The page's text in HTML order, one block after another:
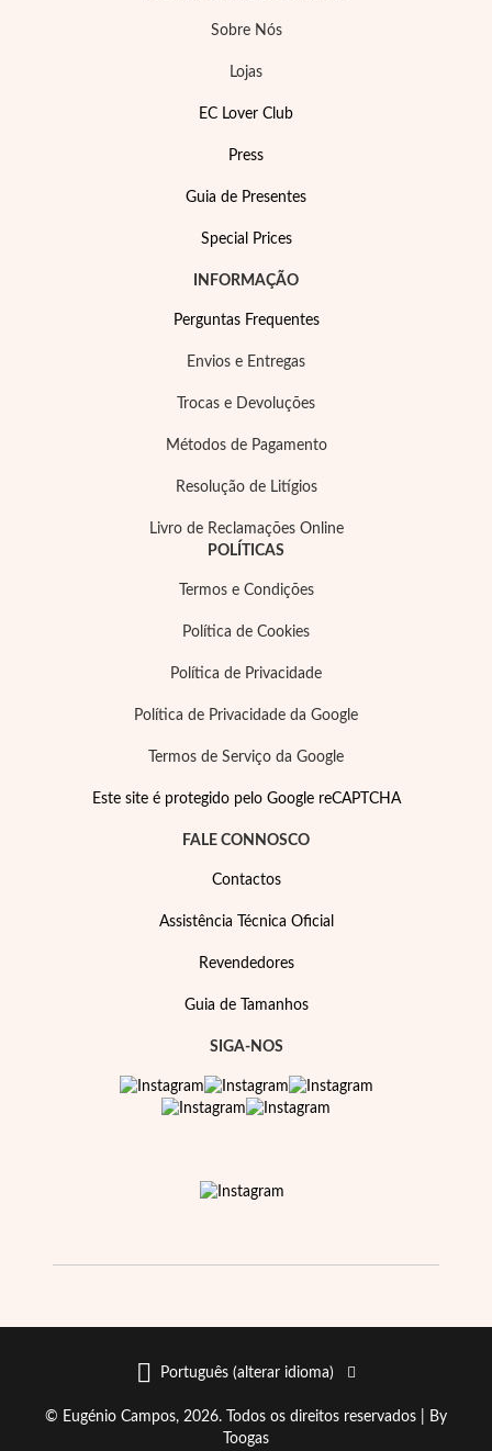
Sobre Nós
Lojas
EC Lover Club
Press
Guia de Presentes
Special Prices
INFORMAÇÃO
Perguntas Frequentes
Envios e Entregas
Trocas e Devoluções
Métodos de Pagamento
Resolução de Litígios
Livro de Reclamações Online
POLÍTICAS
Termos e Condições
Política de Cookies
Política de Privacidade
Política de Privacidade da Google
Termos de Serviço da Google
Este site é protegido pelo Google reCAPTCHA
FALE CONNOSCO
Contactos
Assistência Técnica Oficial
Revendedores
Guia de Tamanhos
SIGA-NOS
Português (alterar idioma)
© Eugénio Campos, 2026. Todos os direitos reservados |
By
Toogas